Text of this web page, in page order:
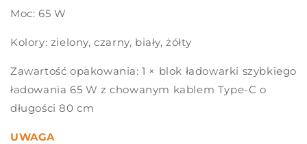
Moc: 65 W
Kolory: zielony, czarny, biały, żółty
Zawartość opakowania: 1 × blok ładowarki szybkiego
ładowania 65 W z chowanym kablem Type-C o
długości 80 cm
UWAGA